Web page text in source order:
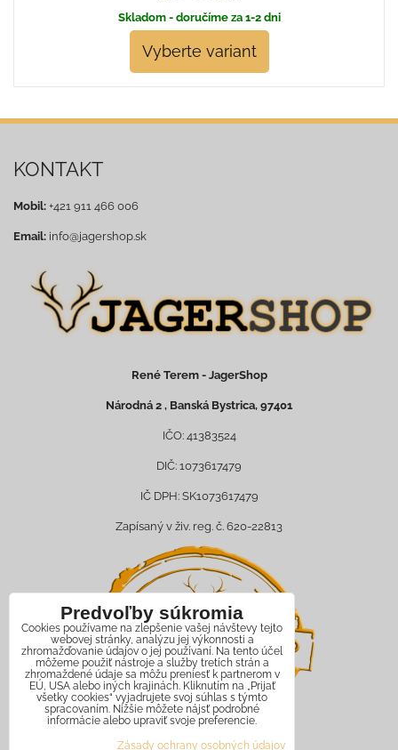
Skladom - doručíme za 1-2 dni
Vyberte variant
KONTAKT
Mobil: +421 911 466 006
Email: info@jagershop.sk
René Terem - JagerShop
Národná 2 , Banská Bystrica, 97401
IČO: 41383524
DIČ: 1073617479
IČ DPH: SK1073617479
Zapísaný v živ. reg. č. 620-22813
Predvoľby súkromia
Cookies používame na zlepšenie vašej návštevy tejto
webovej stránky, analýzu jej výkonnosti a
zhromažďovanie údajov o jej používaní. Na tento účel
môžeme použiť nástroje a služby tretích strán a
zhromaždené údaje sa môžu preniesť k partnerom v
EÚ, USA alebo iných krajinách. Kliknutím na „Prijať
všetky cookies“ vyjadrujete svoj súhlas s týmto
spracovaním. Nižšie môžete nájsť podrobné
informácie alebo upraviť svoje preferencie.
Zásady ochrany osobných údajov